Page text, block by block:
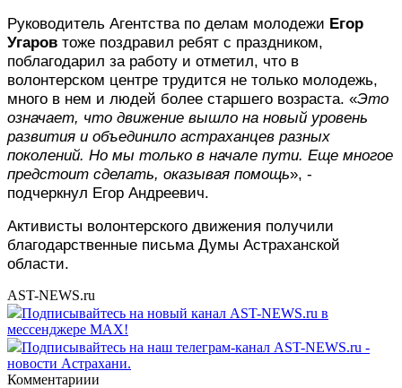
Руководитель Агентства по делам молодежи Егор
Угаров тоже поздравил ребят с праздником,
поблагодарил за работу и отметил, что в
волонтерском центре трудится не только молодежь,
много в нем и людей более старшего возраста. «Это
означает, что движение вышло на новый уровень
развития и объединило астраханцев разных
поколений. Но мы только в начале пути. Еще многое
предстоит сделать, оказывая помощь», -
подчеркнул Егор Андреевич.
Активисты волонтерского движения получили
благодарственные письма Думы Астраханской
области.
AST-NEWS.ru
Подписывайтесь на новый канал AST-NEWS.ru в
мессенджере MAX!
Подписывайтесь на наш телеграм-канал AST-NEWS.ru -
новости Астрахани.
Комментариии